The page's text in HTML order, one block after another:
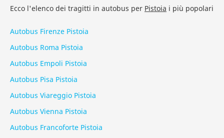
Ecco l'elenco dei tragitti in autobus per Pistoia i più popolari
Autobus Firenze Pistoia
Autobus Roma Pistoia
Autobus Empoli Pistoia
Autobus Pisa Pistoia
Autobus Viareggio Pistoia
Autobus Vienna Pistoia
Autobus Francoforte Pistoia